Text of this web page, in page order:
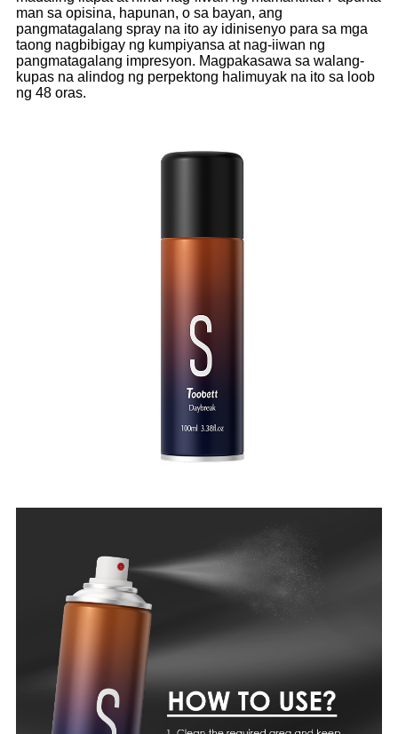
man sa opisina, hapunan, o sa bayan, ang
pangmatagalang spray na ito ay idinisenyo para sa mga
taong nagbibigay ng kumpiyansa at nag-iiwan ng
pangmatagalang impresyon. Magpakasawa sa walang-
kupas na alindog ng perpektong halimuyak na ito sa loob
ng 48 oras.